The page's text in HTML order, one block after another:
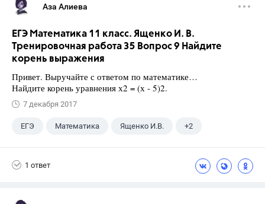
Аза Алиева
ЕГЭ Математика 11 класс. Ященко И. В.
Тренировочная работа 35 Вопрос 9 Найдите
корень выражения
Привет. Выручайте с ответом по математике…
Найдите корень уравнения х2 = (х - 5)2.
7 декабря 2017
ЕГЭ Математика Ященко И.В. +2
1 ответ